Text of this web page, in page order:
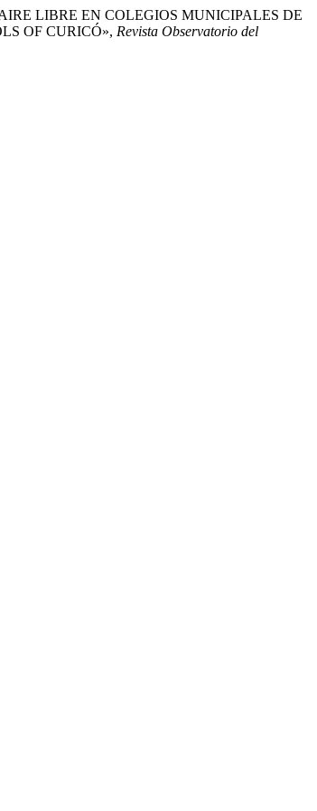
LIBRE EN COLEGIOS MUNICIPALES DE
OF CURICÓ», Revista Observatorio del